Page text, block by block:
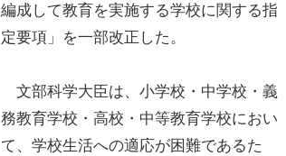
編成して教育を実施する学校に関する指
定要項」を一部改正した。
文部科学大臣は、小学校・中学校・義
務教育学校・高校・中等教育学校におい
て、学校生活への適応が困難であるた